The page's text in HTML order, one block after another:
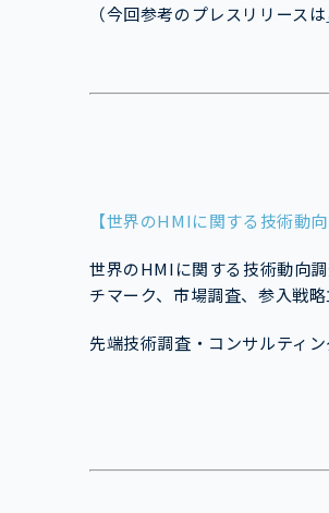
（今回参考のプレスリリースは
【世界のHMIに関する技術動
世界のHMIに関する技術動向
チマーク、市場調査、参入戦
先端技術調査・コンサルティ